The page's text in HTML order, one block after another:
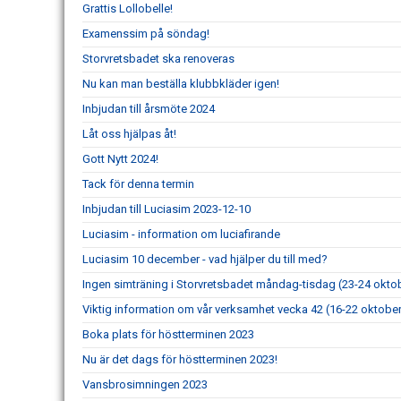
Grattis Lollobelle!
Examenssim på söndag!
Storvretsbadet ska renoveras
Nu kan man beställa klubbkläder igen!
Inbjudan till årsmöte 2024
Låt oss hjälpas åt!
Gott Nytt 2024!
Tack för denna termin
Inbjudan till Luciasim 2023-12-10
Luciasim - information om luciafirande
Luciasim 10 december - vad hjälper du till med?
Ingen simträning i Storvretsbadet måndag-tisdag (23-24
Viktig information om vår verksamhet vecka 42 (16-22
Boka plats för höstterminen 2023
Nu är det dags för höstterminen 2023!
Vansbrosimningen 2023